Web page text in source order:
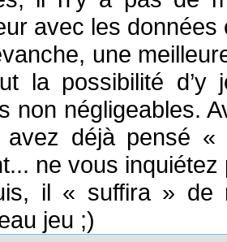
avec les données
une
la possibilité d’y
non négligeables.
avez déjà pensé «
ne vous
il « suffira » de
jeu ;)